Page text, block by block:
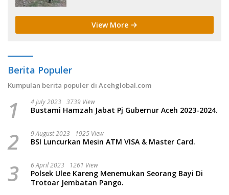
View More
Berita Populer
Kumpulan berita populer di Acehglobal.com
1 4 July 2023 3739 View
Bustami Hamzah Jabat Pj Gubernur Aceh 2023-2024.
2 9 August 2023 1925 View
BSI Luncurkan Mesin ATM VISA & Master Card.
3 6 April 2023 1261 View
Polsek Ulee Kareng Menemukan Seorang Bayi Di
Trotoar Jembatan Pango.